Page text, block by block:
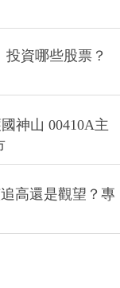
投資哪些股票？
神山 00410A主
高還是觀望？專